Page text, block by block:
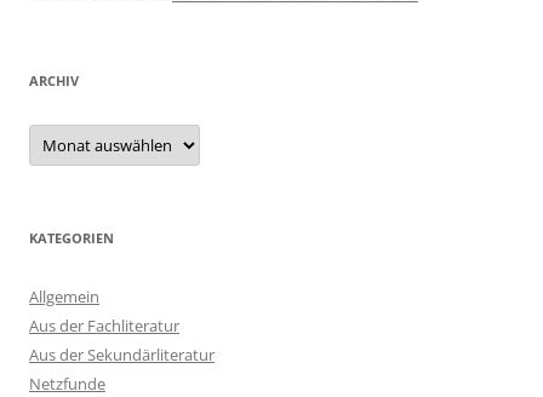
ARCHIV
Archiv
KATEGORIEN
Allgemein
Aus der Fachliteratur
Aus der Sekundärliteratur
Netzfunde